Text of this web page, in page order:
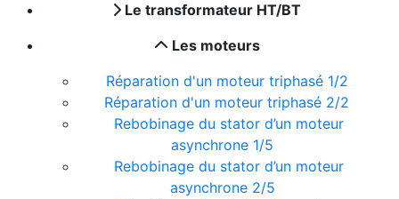
Le transformateur HT/BT
Les moteurs
Réparation d'un moteur triphasé 1/2
Réparation d'un moteur triphasé 2/2
Rebobinage du stator d’un moteur
asynchrone 1/5
Rebobinage du stator d’un moteur
asynchrone 2/5